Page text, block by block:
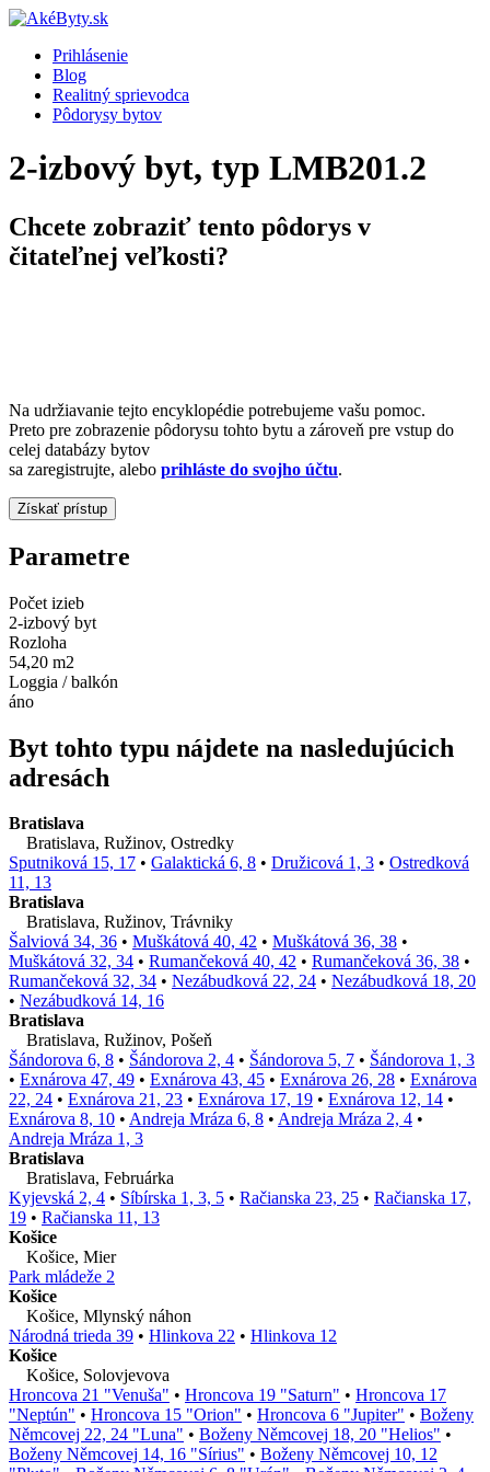
Prihlásenie
Blog
Realitný sprievodca
Pôdorysy bytov
2-izbový byt, typ LMB201.2
Chcete zobraziť tento pôdorys v
čitateľnej veľkosti?
Na udržiavanie tejto encyklopédie potrebujeme vašu pomoc.
Preto pre zobrazenie pôdorysu tohto bytu a zároveň pre vstup do
celej databázy bytov
sa zaregistrujte, alebo prihláste do svojho účtu.
Parametre
Počet izieb
2-izbový byt
Rozloha
54,20 m2
Loggia / balkón
áno
Byt tohto typu nájdete na nasledujúcich
adresách
Bratislava
Bratislava, Ružinov, Ostredky
Sputniková 15, 17 • Galaktická 6, 8 • Družicová 1, 3 • Ostredková
11, 13
Bratislava
Bratislava, Ružinov, Trávniky
Šalviová 34, 36 • Muškátová 40, 42 • Muškátová 36, 38 •
Muškátová 32, 34 • Rumančeková 40, 42 • Rumančeková 36, 38 •
Rumančeková 32, 34 • Nezábudková 22, 24 • Nezábudková 18, 20
• Nezábudková 14, 16
Bratislava
Bratislava, Ružinov, Pošeň
Šándorova 6, 8 • Šándorova 2, 4 • Šándorova 5, 7 • Šándorova 1, 3
• Exnárova 47, 49 • Exnárova 43, 45 • Exnárova 26, 28 • Exnárova
22, 24 • Exnárova 21, 23 • Exnárova 17, 19 • Exnárova 12, 14 •
Exnárova 8, 10 • Andreja Mráza 6, 8 • Andreja Mráza 2, 4 •
Andreja Mráza 1, 3
Bratislava
Bratislava, Februárka
Kyjevská 2, 4 • Síbírska 1, 3, 5 • Račianska 23, 25 • Račianska 17,
19 • Račianska 11, 13
Košice
Košice, Mier
Park mládeže 2
Košice
Košice, Mlynský náhon
Národná trieda 39 • Hlinkova 22 • Hlinkova 12
Košice
Košice, Solovjevova
Hroncova 21 "Venuša" • Hroncova 19 "Saturn" • Hroncova 17
"Neptún" • Hroncova 15 "Orion" • Hroncova 6 "Jupiter" • Boženy
Němcovej 22, 24 "Luna" • Boženy Němcovej 18, 20 "Helios" •
Boženy Němcovej 14, 16 "Sírius" • Boženy Němcovej 10, 12